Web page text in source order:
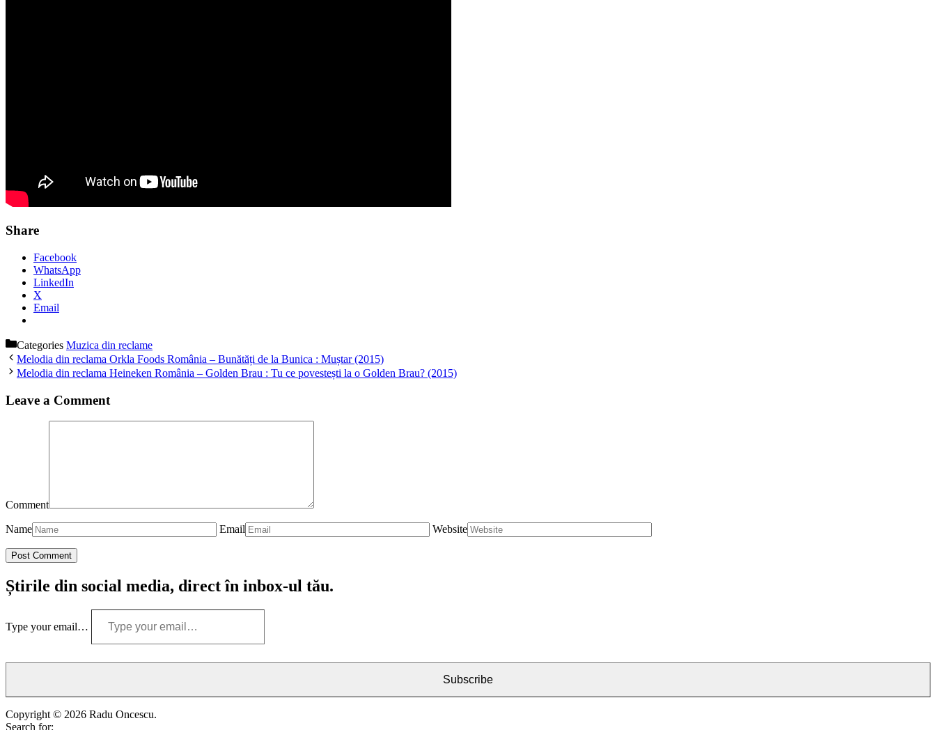
Share
Facebook
WhatsApp
LinkedIn
X
Email
Categories Muzica din reclame
Melodia din reclama Orkla Foods România – Bunătăți de la Bunica : Muștar (2015)
Melodia din reclama Heineken România – Golden Brau : Tu ce povestești la o Golden Brau? (2015)
Leave a Comment
Comment
Name Email Website
Știrile din social media, direct în inbox-ul tău.
Type your email…
Subscribe
Copyright © 2026 Radu Oncescu.
Search for: